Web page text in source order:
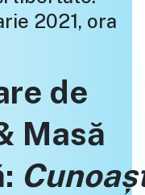
2021, ora
de
Masă